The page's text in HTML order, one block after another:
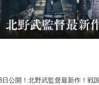
日公開！北野武監督最新作！戦